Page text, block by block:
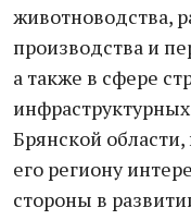
животноводства,
производства и
а также в сфере
Брянской области,
его региону
стороны в